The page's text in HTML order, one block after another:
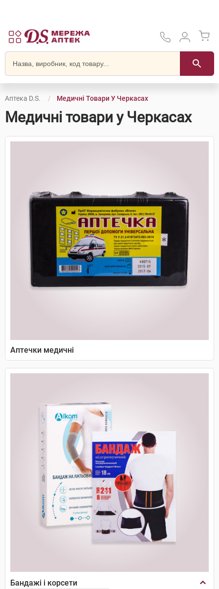
Аптека D.S. Медичні Товари У Черкасах
Медичні товари у Черкасах
Аптечки медичні
Бандажі і корсети